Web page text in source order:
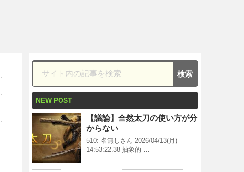
NEW POST
【議論】全然太刀の使い方が分
からない
510: 名無しさん 2026/04/13(月)
14:53:22.38 抽象的 …